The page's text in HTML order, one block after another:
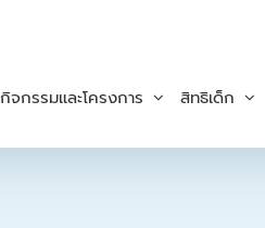
กิจกรรมและโครงการ สิทธิเด็ก